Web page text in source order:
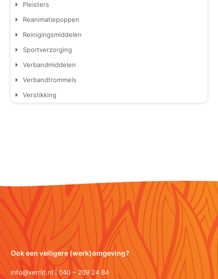
Pleisters
Reanimatiepoppen
Reinigingsmiddelen
Sportverzorging
Verbandmiddelen
Verbandtrommels
Verstikking
Ook een veiligere (werk)omgeving?
info@verrijt.nl | 040 – 209 24 84